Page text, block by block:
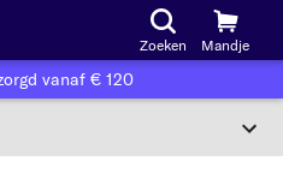
Zoeken Mandje
vanaf € 120
nummer